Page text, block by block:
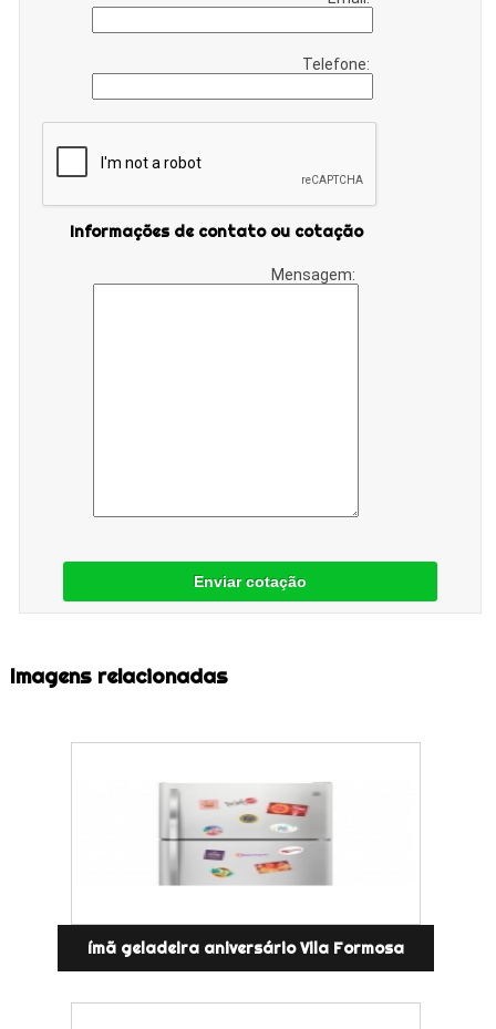
Telefone:
Informações de contato ou cotação
Mensagem:
Enviar cotação
Imagens relacionadas
ímã geladeira aniversário Vila Formosa